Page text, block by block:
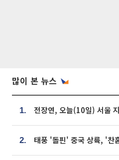
많이 본 뉴스
1.
2.